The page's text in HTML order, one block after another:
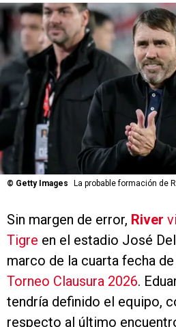
© Getty Images La probable formación de
Sin margen de error, River
Tigre en el estadio José
marco de la cuarta fecha
Torneo Clausura 2026.
tendría definido el equipo,
respecto al último